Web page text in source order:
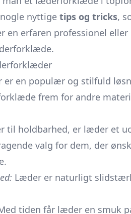
nyttige tips og tricks,
en erfaren professionel
en populær og stilfuld
frem for andre
til holdbarhed, er læder et
valg for dem, der
Læder er naturligt
tiden får læder en smuk